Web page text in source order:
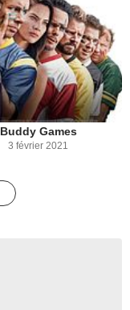
Buddy Games
3 février 2021